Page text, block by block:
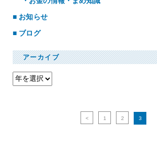
お知らせ
ブログ
アーカイブ
< 1 2 3